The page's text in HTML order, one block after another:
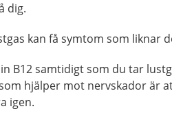
dig.
kan få symtom som liknar
B12 samtidigt som du tar
hjälper mot nervskador är
igen.